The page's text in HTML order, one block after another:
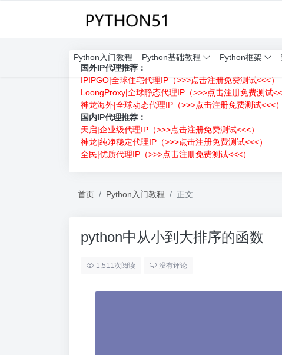
Python入门教程 Python基础教程 Python框架
国外IP代理推荐：
IPIPGO|全球住宅代理IP（>>>点击注册免费测试<<<）
LoongProxy|全球静态代理IP（>>>点击注册免费测试
神龙海外|全球动态代理IP（>>>点击注册免费测试<<<）
国内IP代理推荐：
天启|企业级代理IP（>>>点击注册免费测试<<<）
神龙|纯净稳定代理IP（>>>点击注册免费测试<<<）
全民|优质代理IP（>>>点击注册免费测试<<<）
首页 Python入门教程 正文
python中从小到大排序的函数
1,511次阅读 没有评论